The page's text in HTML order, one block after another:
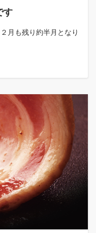
す
月も残り約半月となり